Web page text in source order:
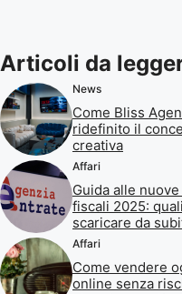
Articoli da
News
Come Bliss
ridefinito il
creativa
Affari
Guida alle
fiscali 2025:
scaricare da
Affari
Come vendere
online senza